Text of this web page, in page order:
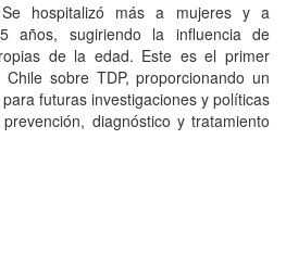
hospitalizó más a mujeres y a
años, sugiriendo la influencia de
de la edad. Este es el primer
sobre TDP, proporcionando un
futuras investigaciones y políticas
diagnóstico y tratamiento